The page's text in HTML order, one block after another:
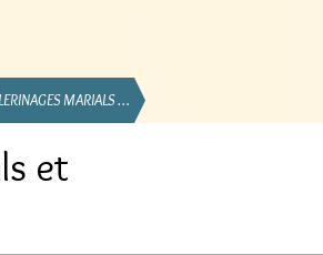
MARIALS …
et